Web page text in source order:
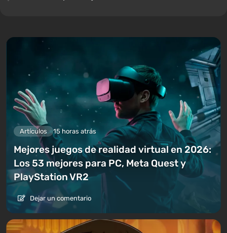
Artículos 15 horas atrás
Mejores juegos de realidad virtual en 2026:
Los 53 mejores para PC, Meta Quest y
PlayStation VR2
Dejar un comentario